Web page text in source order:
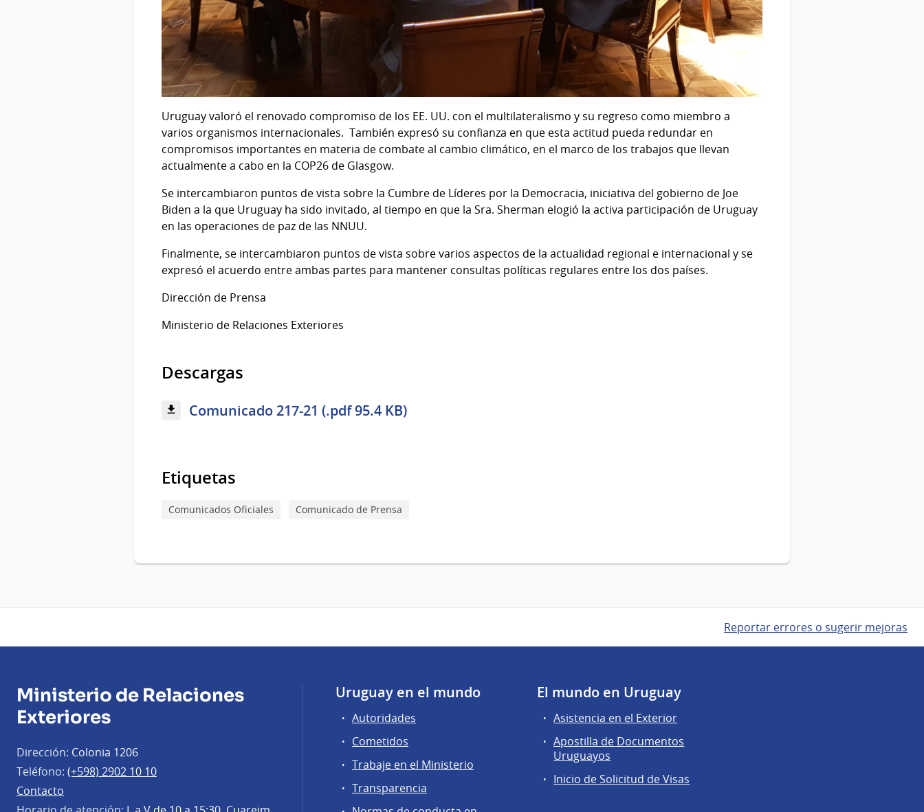
Uruguay valoró el renovado compromiso de los EE. UU. con el multilateralismo y su regreso como miembro a
varios organismos internacionales. También expresó su confianza en que esta actitud pueda redundar en
compromisos importantes en materia de combate al cambio climático, en el marco de los trabajos que llevan
actualmente a cabo en la COP26 de Glasgow.
Se intercambiaron puntos de vista sobre la Cumbre de Líderes por la Democracia, iniciativa del gobierno de Joe
Biden a la que Uruguay ha sido invitado, al tiempo en que la Sra. Sherman elogió la activa participación de Uruguay
en las operaciones de paz de las NNUU.
Finalmente, se intercambiaron puntos de vista sobre varios aspectos de la actualidad regional e internacional y se
expresó el acuerdo entre ambas partes para mantener consultas políticas regulares entre los dos países.
Dirección de Prensa
Ministerio de Relaciones Exteriores
Descargas
Comunicado 217-21 (.pdf 95.4 KB)
Etiquetas
Comunicados Oficiales Comunicado de Prensa
Reportar errores o sugerir mejoras
Ministerio de Relaciones
Exteriores
Dirección: Colonia 1206
Teléfono: (+598) 2902 10 10
Contacto
Uruguay en el mundo
Autoridades
Cometidos
Trabaje en el Ministerio
Transparencia
El mundo en Uruguay
Asistencia en el Exterior
Apostilla de Documentos
Uruguayos
Inicio de Solicitud de Visas